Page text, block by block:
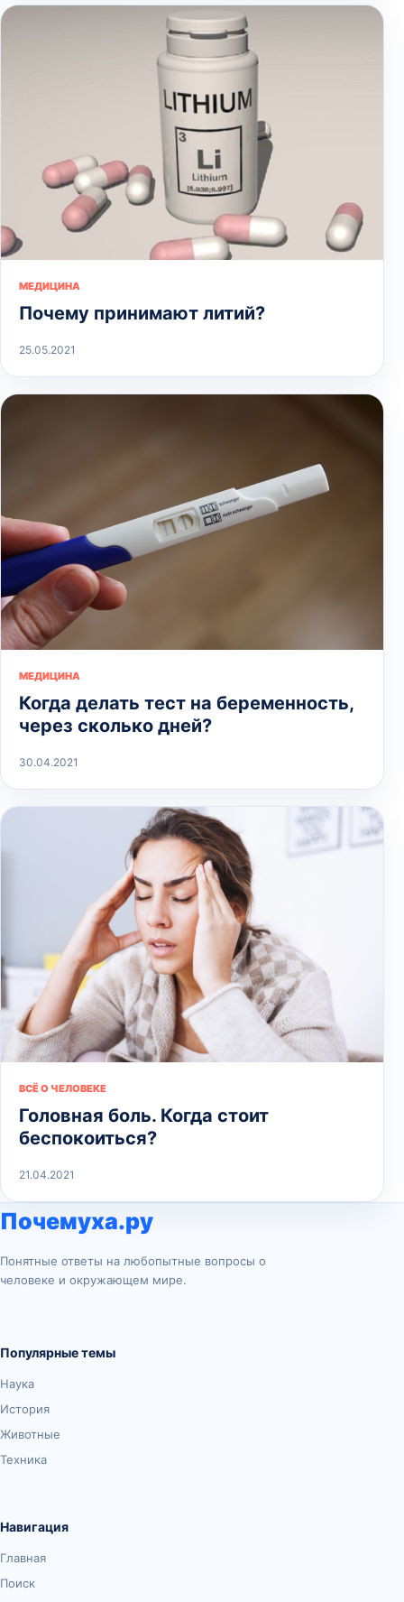
МЕДИЦИНА
Почему принимают литий?
25.05.2021
МЕДИЦИНА
Когда делать тест на беременность,
через сколько дней?
30.04.2021
ВСЁ О ЧЕЛОВЕКЕ
Головная боль. Когда стоит
беспокоиться?
21.04.2021
Почемуха.ру
Понятные ответы на любопытные вопросы о
человеке и окружающем мире.
Популярные темы
Наука
История
Животные
Техника
Навигация
Главная
Поиск